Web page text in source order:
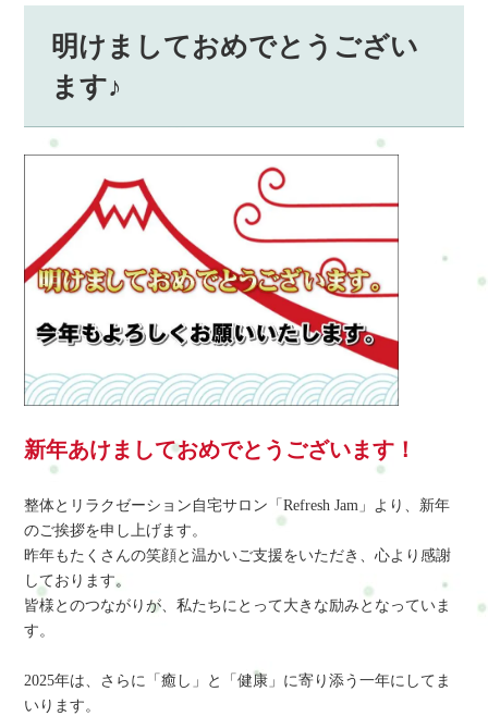
明けましておめでとうござい
ます♪
新年あけましておめでとうございます！
整体とリラクゼーション自宅サロン「Refresh Jam」より、新年
のご挨拶を申し上げます。
昨年もたくさんの笑顔と温かいご支援をいただき、心より感謝
しております。
皆様とのつながりが、私たちにとって大きな励みとなっていま
す。
2025年は、さらに「癒し」と「健康」に寄り添う一年にしてま
いります。